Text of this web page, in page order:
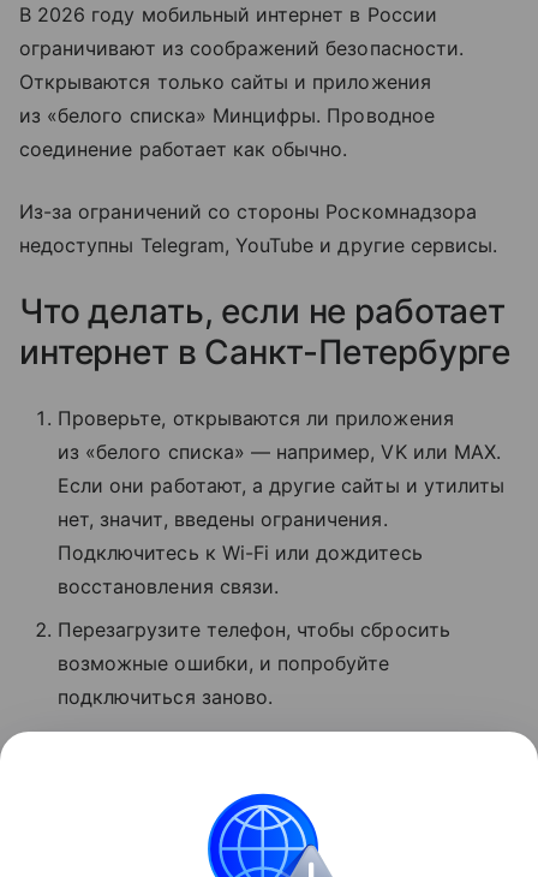
В 2026 году мобильный интернет в России
ограничивают из соображений безопасности.
Открываются только сайты и приложения
из «белого списка» Минцифры. Проводное
соединение работает как обычно.
Из-за ограничений со стороны Роскомнадзора
недоступны Telegram, YouTube и другие сервисы.
Что делать, если не работает
интернет в Санкт-Петербурге
Проверьте, открываются ли приложения
из «белого списка» — например, VK или MAX.
Если они работают, а другие сайты и утилиты
нет, значит, введены ограничения.
Подключитесь к Wi-Fi или дождитесь
восстановления связи.
Перезагрузите телефон, чтобы сбросить
возможные ошибки, и попробуйте
подключиться заново.
Проверьте баланс. Если деньги кончились,
Обратитесь в поддержку оператора.